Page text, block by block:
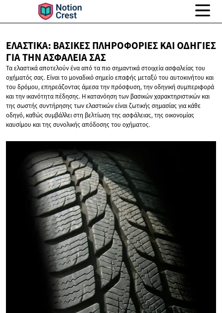
ΕΛΑΣΤΙΚΆ: ΒΑΣΙΚΈΣ ΠΛΗΡΟΦΟΡΊΕΣ ΚΑΙ ΟΔΗΓΊΕΣ
ΓΙΑ ΤΗΝΑΣΦΆΛΕΙΆ ΣΑΣ
Τα ελαστικά αποτελούν ένα από τα πιο σημαντικά στοιχεία ασφαλείας του
οχήματός σας. Είναι το μοναδικό σημείο επαφής μεταξύ του αυτοκινήτου και
του δρόμου, επηρεάζοντας άμεσα την πρόσφυση, την οδηγική συμπεριφορά
και την ικανότητα πέδησης. Η κατανόηση των βασικών χαρακτηριστικών και
της σωστής συντήρησης των ελαστικών είναι ζωτικής σημασίας για κάθε
οδηγό, καθώς συμβάλλει στη βελτίωση της ασφάλειας, της οικονομίας
καυσίμου και της συνολικής απόδοσης του οχήματος.